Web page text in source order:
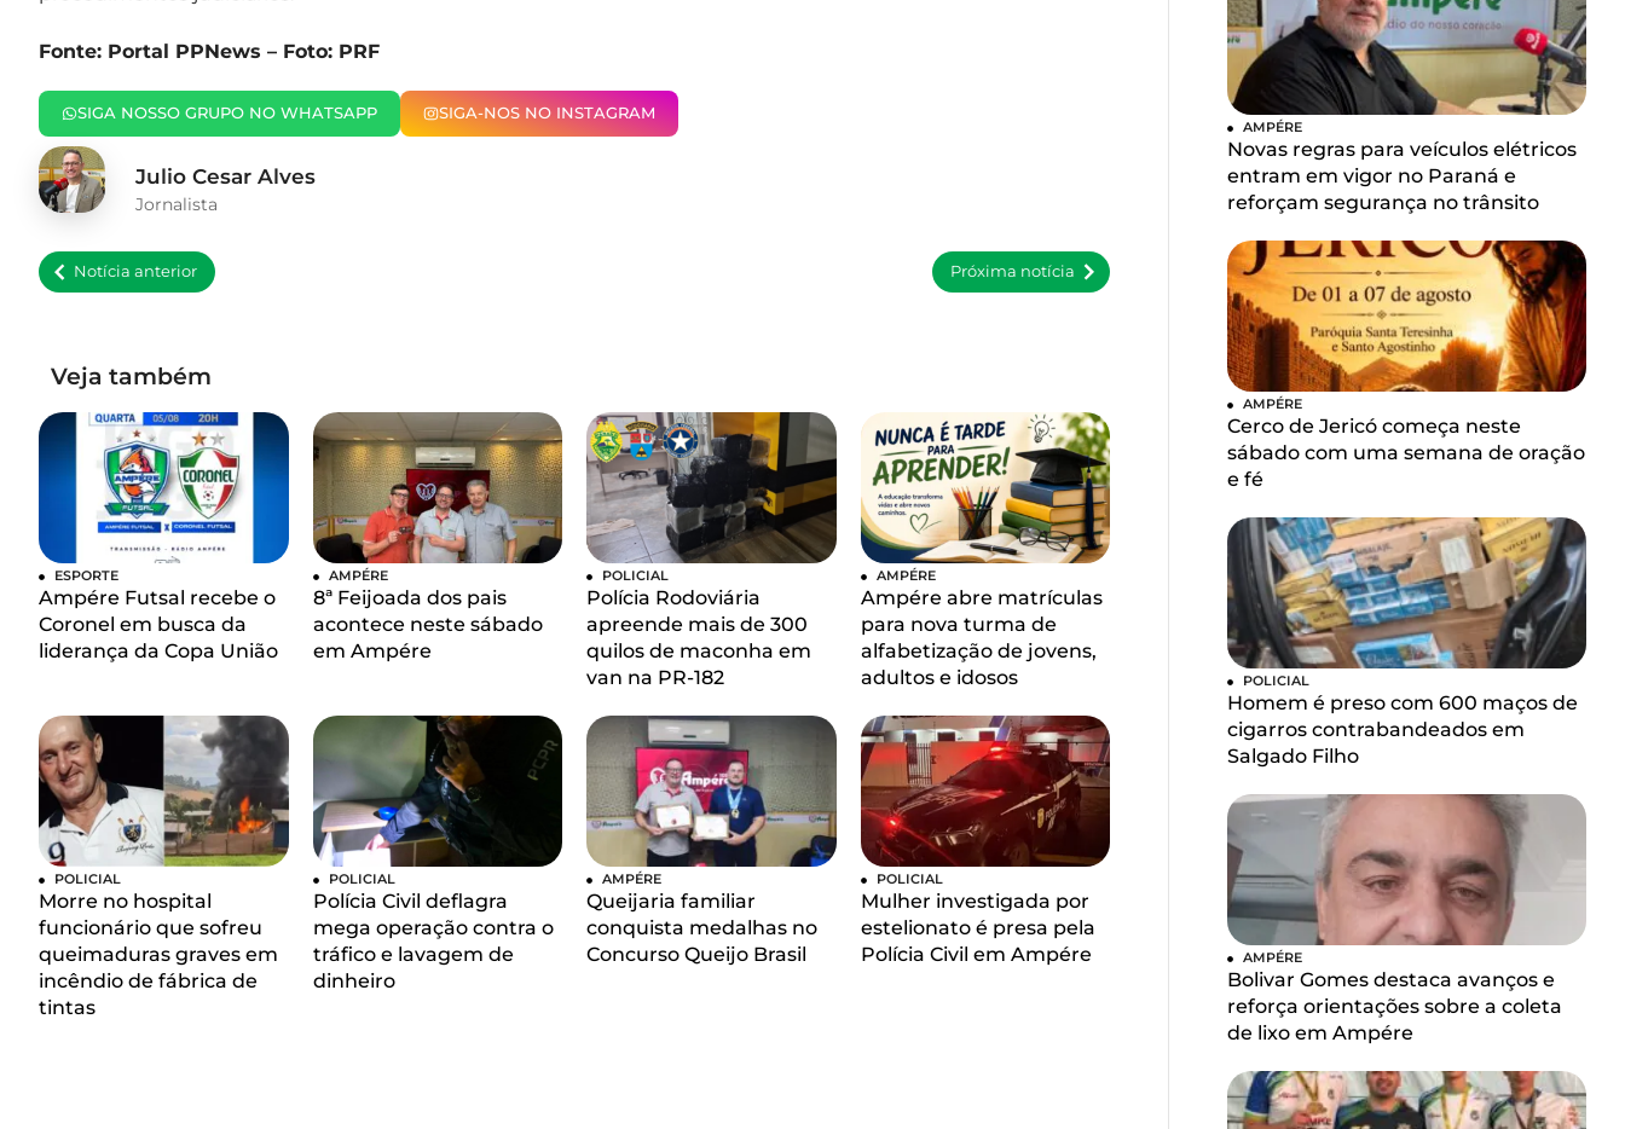
Fonte: Portal PPNews – Foto: PRF
SIGA NOSSO GRUPO NO WHATSAPP SIGA-NOS NO INSTAGRAM
Julio Cesar Alves
Jornalista
Notícia anterior Próxima notícia
Veja também
ESPORTE
Ampére Futsal recebe o
Coronel em busca da
liderança da Copa União
AMPÉRE
8ª Feijoada dos pais
acontece neste sábado
em Ampére
POLICIAL
Polícia Rodoviária
apreende mais de 300
quilos de maconha em
van na PR-182
AMPÉRE
Ampére abre matrículas
para nova turma de
alfabetização de jovens,
adultos e idosos
POLICIAL
Morre no hospital
funcionário que sofreu
queimaduras graves em
incêndio de fábrica de
tintas
POLICIAL
Polícia Civil deflagra
mega operação contra o
tráfico e lavagem de
dinheiro
AMPÉRE
Queijaria familiar
conquista medalhas no
Concurso Queijo Brasil
POLICIAL
Mulher investigada por
estelionato é presa pela
Polícia Civil em Ampére
AMPÉRE
Novas regras para veículos elétricos
entram em vigor no Paraná e
reforçam segurança no trânsito
AMPÉRE
Cerco de Jericó começa neste
sábado com uma semana de oração
e fé
POLICIAL
Homem é preso com 600 maços de
cigarros contrabandeados em
Salgado Filho
AMPÉRE
Bolivar Gomes destaca avanços e
reforça orientações sobre a coleta
de lixo em Ampére